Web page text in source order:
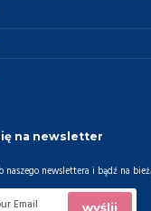
na newsletter
naszego newslettera i bądź na